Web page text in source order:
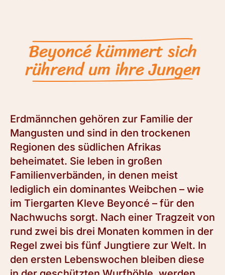
Beyoncé kümmert sich
rührend um ihre Jungen
Erdmännchen gehören zur Familie der
Mangusten und sind in den trockenen
Regionen des südlichen Afrikas
beheimatet. Sie leben in großen
Familienverbänden, in denen meist
lediglich ein dominantes Weibchen – wie
im Tiergarten Kleve Beyoncé – für den
Nachwuchs sorgt. Nach einer Tragzeit von
rund zwei bis drei Monaten kommen in der
Regel zwei bis fünf Jungtiere zur Welt. In
den ersten Lebenswochen bleiben diese